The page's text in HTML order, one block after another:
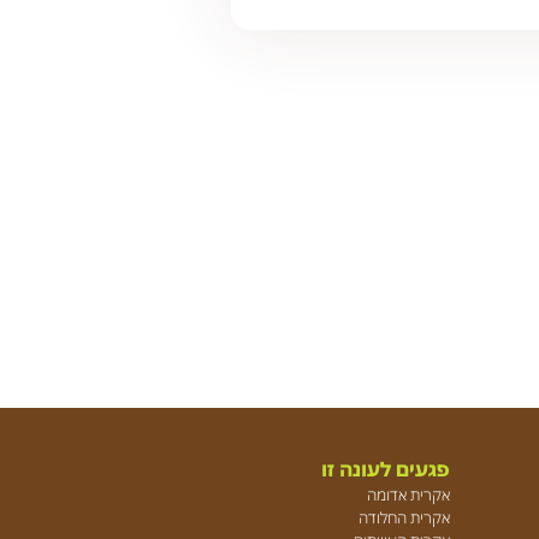
רק כשזה כבר מאוחר מדי. מיהו עש
פגעים לעונה זו
אקרית אדומה
אקרית החלודה